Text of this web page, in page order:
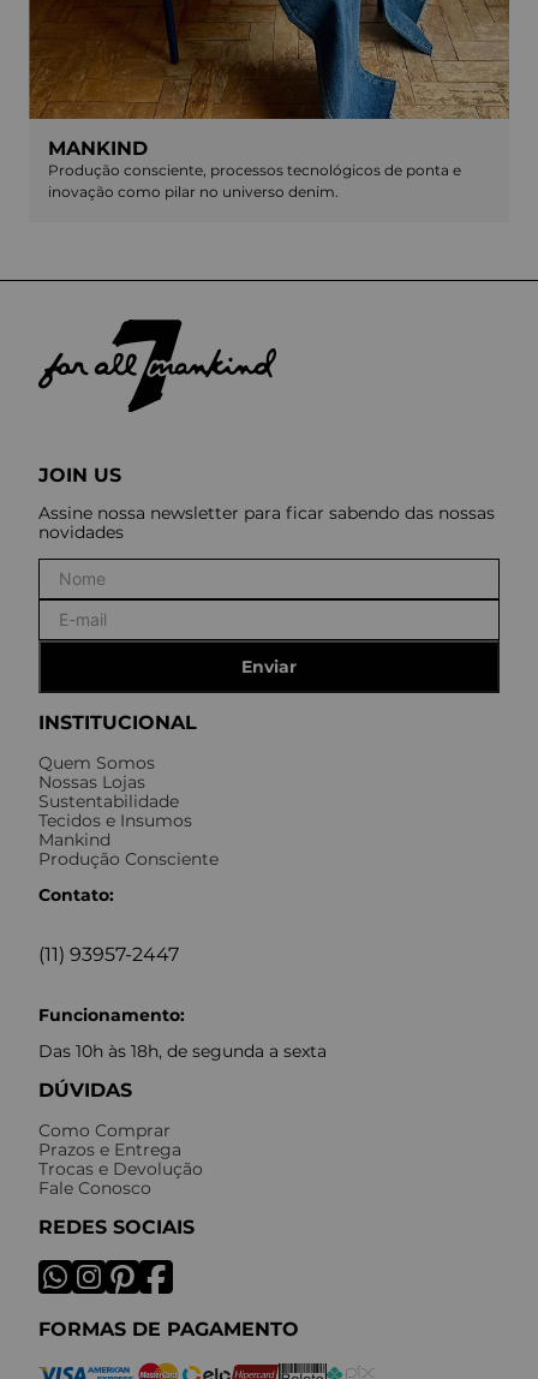
MANKIND
Produção consciente, processos tecnológicos de ponta e
inovação como pilar no universo denim.
INSTITUCIONAL
Quem Somos
Nossas Lojas
Sustentabilidade
Tecidos e Insumos
Mankind
Produção Consciente
Contato:
(11) 93957-2447
Funcionamento:
Das 10h às 18h, de segunda a sexta
DÚVIDAS
Como Comprar
Prazos e Entrega
Trocas e Devolução
Fale Conosco
REDES SOCIAIS
FORMAS DE PAGAMENTO
JOIN US
Assine nossa newsletter para ficar sabendo das nossas
novidades
Enviar